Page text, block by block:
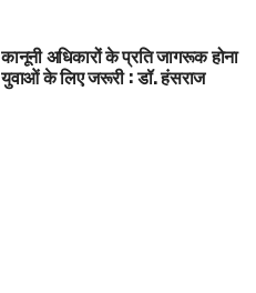
कानूनी अधिकारों के प्रति जागरूक होना
युवाओं के लिए जरूरी : डॉ. हंसराज